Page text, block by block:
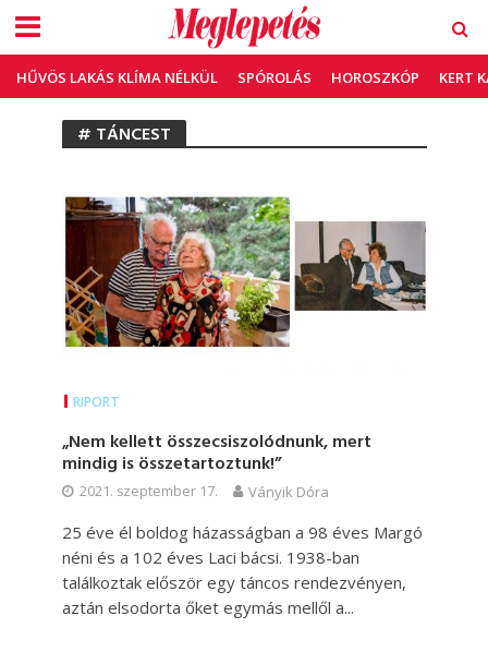
HŰVÖS LAKÁS KLÍMA NÉLKÜL SPÓROLÁS HOROSZKÓP KERT
# TÁNCEST
RIPORT
„Nem kellett összecsiszolódnunk, mert
mindig is összetartoztunk!”
2021. szeptember 17. Ványik Dóra
25 éve él boldog házasságban a 98 éves Margó
néni és a 102 éves Laci bácsi. 1938-ban
találkoztak először egy táncos rendezvényen,
aztán elsodorta őket egymás mellől a...